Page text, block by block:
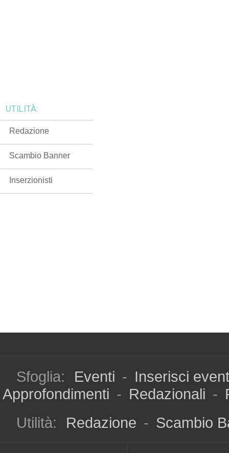
UTILITÀ:
Redazione
Scambio Banner
Inserzionisti
Sfoglia: Eventi - Inserisci
Approfondimenti - Redazionali -
Utilità:
Redazione - Scambio